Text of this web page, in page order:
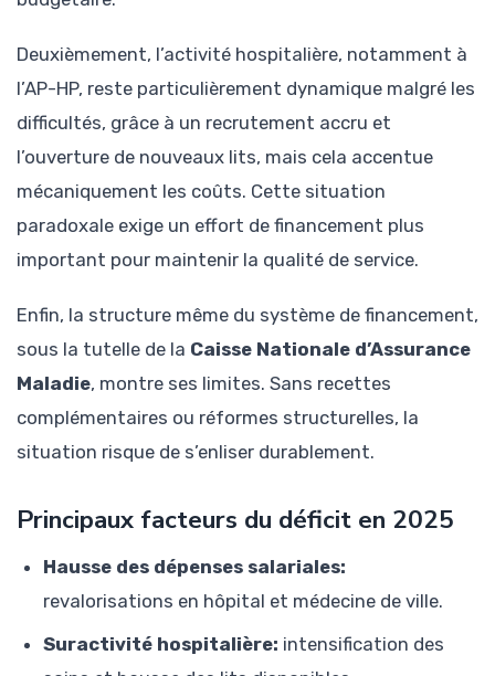
Deuxièmement, l’activité hospitalière, notamment à
l’AP-HP, reste particulièrement dynamique malgré les
difficultés, grâce à un recrutement accru et
l’ouverture de nouveaux lits, mais cela accentue
mécaniquement les coûts. Cette situation
paradoxale exige un effort de financement plus
important pour maintenir la qualité de service.
Enfin, la structure même du système de financement,
sous la tutelle de la Caisse Nationale d’Assurance
Maladie, montre ses limites. Sans recettes
complémentaires ou réformes structurelles, la
situation risque de s’enliser durablement.
Principaux facteurs du déficit en 2025
Hausse des dépenses salariales:
revalorisations en hôpital et médecine de ville.
Suractivité hospitalière: intensification des